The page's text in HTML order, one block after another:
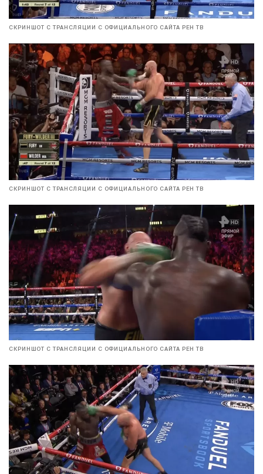
СКРИНШОТ С ТРАНСЛЯЦИИ С ОФИЦИАЛЬНОГО САЙТА РЕН ТВ
СКРИНШОТ С ТРАНСЛЯЦИИ С ОФИЦИАЛЬНОГО САЙТА РЕН ТВ
СКРИНШОТ С ТРАНСЛЯЦИИ С ОФИЦИАЛЬНОГО САЙТА РЕН ТВ